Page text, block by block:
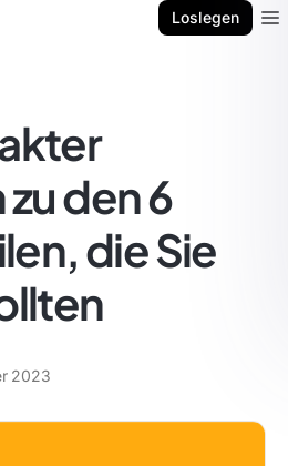
Loslegen
den 6
die Sie
2023